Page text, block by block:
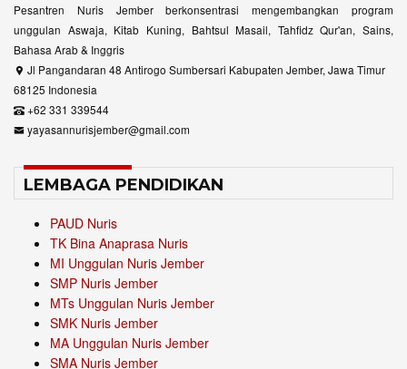
Pesantren Nuris Jember berkonsentrasi mengembangkan program
unggulan Aswaja, Kitab Kuning, Bahtsul Masail, Tahfidz Qur'an, Sains,
Bahasa Arab & Inggris
Jl Pangandaran 48 Antirogo Sumbersari Kabupaten Jember, Jawa Timur
68125 Indonesia
+62 331 339544
yayasannurisjember@gmail.com
LEMBAGA PENDIDIKAN
PAUD Nuris
TK Bina Anaprasa Nuris
MI Unggulan Nuris Jember
SMP Nuris Jember
MTs Unggulan Nuris Jember
SMK Nuris Jember
MA Unggulan Nuris Jember
SMA Nuris Jember